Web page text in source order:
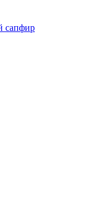
сапфир